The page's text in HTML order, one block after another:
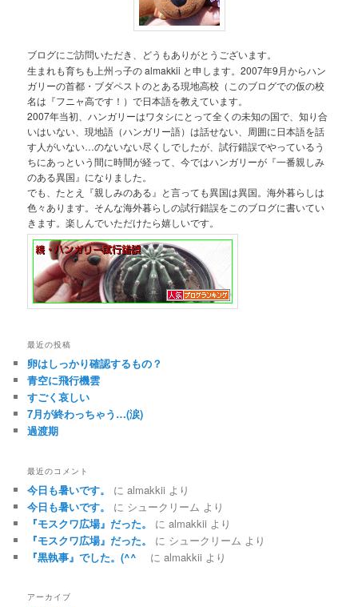
ブログにご訪問いただき、どうもありがとうございます。
生まれも育ちも上州っ子の almakkii と申します。2007年9月からハン
ガリーの首都・ブダペストのとある現地高校（このブログでの仮の校
名は『フニャ高です！）で日本語を教えています。
2007年当初、ハンガリーはワタシにとって全くの未知の国で、知り合
いはいない、現地語（ハンガリー語）は話せない、周囲に日本語を話
す人がいない…のないない尽くしでしたが、試行錯誤でやっているう
ちにあっという間に時間が経って、今ではハンガリーが『一番親しみ
のある異国』になりました。
でも、たとえ『親しみのある』と言っても異国は異国。海外暮らしは
色々あります。そんな海外暮らしの試行錯誤をこのブログに書いてい
きます。楽しんでいただけたら嬉しいです。
最近の投稿
卵はしっかり確認するもの？
青空に飛行機雲
すごく哀しい
7月が終わっちゃう…(涙)
過渡期
最近のコメント
今日も暑いです。 にalmakkii より
今日も暑いです。
に シュークリーム より
『モスクワ広場』だった。
にalmakkii より
『モスクワ広場』だった。
に シュークリーム より
『黒執事』でした。(^^ゞ
にalmakkii より
アーカイブ